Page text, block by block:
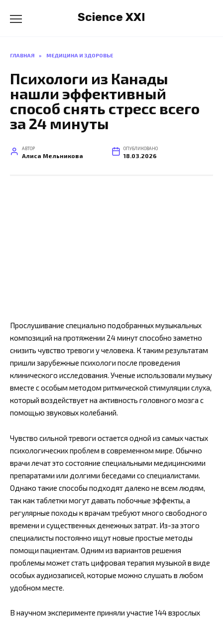
содержанию
Science XXI
ГЛАВНАЯ » МЕДИЦИНА И ЗДОРОВЬЕ
Психологи из Канады
нашли эффективный
способ снять стресс всего
за 24 минуты
АВТОР
Алиса Мельникова
ОПУБЛИКОВАНО
18.03.2026
Прослушивание специально подобранных музыкальных
композиций на протяжении 24 минут способно заметно
снизить чувство тревоги у человека. К таким результатам
пришли зарубежные психологи после проведения
клинического исследования. Ученые использовали музыку
вместе с особым методом ритмической стимуляции слуха,
который воздействует на активность головного мозга с
помощью звуковых колебаний.
Чувство сильной тревоги остается одной из самых частых
психологических проблем в современном мире. Обычно
врачи лечат это состояние специальными медицинскими
препаратами или долгими беседами со специалистами.
Однако такие способы подходят далеко не всем людям,
так как таблетки могут давать побочные эффекты, а
регулярные походы к врачам требуют много свободного
времени и существенных денежных затрат. Из-за этого
специалисты постоянно ищут новые простые методы
помощи пациентам. Одним из вариантов решения
проблемы может стать цифровая терапия музыкой в виде
особых аудиозаписей, которые можно слушать в любом
удобном месте.
В научном эксперименте приняли участие 144 взрослых